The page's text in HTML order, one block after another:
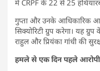
में CRPF के 22 से 25
गुप्ता और उनके आधिकारिक
सिक्योरिटी ग्रुप करेगा। यह
राहुल और प्रियंका गांधी की
हमले से एक दिन पहले आरोपी